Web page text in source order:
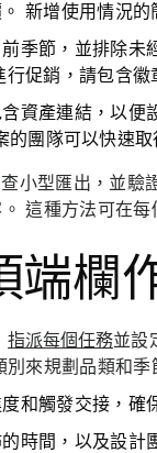
新增使用情況的
季節，並排除未
促銷，請包含徽
資產連結，以便
團隊可以快速取
查小型匯出，並
這種方法可在
端欄
指派每個任務並設
來規劃品類和
和觸發交接，確
時間，以及設計